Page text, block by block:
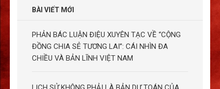
BÀI VIẾT MỚI
PHẢN BÁC LUẬN ĐIỆU XUYÊN TẠC VỀ “CỘNG
ĐỒNG CHIA SẺ TƯƠNG LAI”: CÁI NHÌN ĐA
CHIỀU VÀ BẢN LĨNH VIỆT NAM